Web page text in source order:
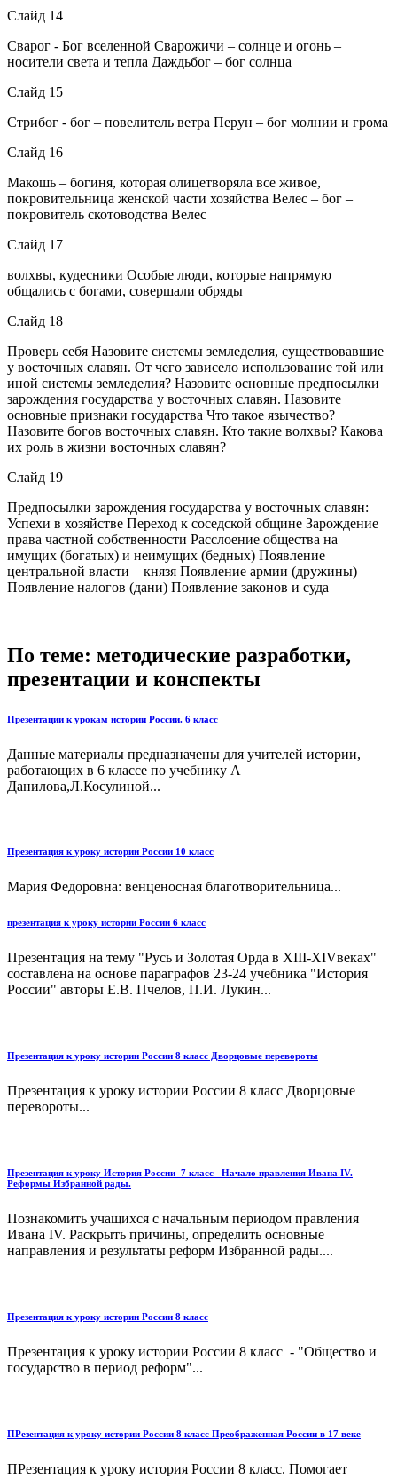
Слайд 14
Сварог - Бог вселенной Сварожичи – солнце и огонь –
носители света и тепла Даждьбог – бог солнца
Слайд 15
Стрибог - бог – повелитель ветра Перун – бог молнии и грома
Слайд 16
Макошь – богиня, которая олицетворяла все живое,
покровительница женской части хозяйства Велес – бог –
покровитель скотоводства Велес
Слайд 17
волхвы, кудесники Особые люди, которые напрямую
общались с богами, совершали обряды
Слайд 18
Проверь себя Назовите системы земледелия, существовавшие
у восточных славян. От чего зависело использование той или
иной системы земледелия? Назовите основные предпосылки
зарождения государства у восточных славян. Назовите
основные признаки государства Что такое язычество?
Назовите богов восточных славян. Кто такие волхвы? Какова
их роль в жизни восточных славян?
Слайд 19
Предпосылки зарождения государства у восточных славян:
Успехи в хозяйстве Переход к соседской общине Зарождение
права частной собственности Расслоение общества на
имущих (богатых) и неимущих (бедных) Появление
центральной власти – князя Появление армии (дружины)
Появление налогов (дани) Появление законов и суда
По теме: методические разработки,
презентации и конспекты
Презентации к урокам истории России. 6 класс
Данные материалы предназначены для учителей истории,
работающих в 6 классе по учебнику А
Данилова,Л.Косулиной...
Презентация к уроку истории России 10 класс
Мария Федоровна: венценосная благотворительница...
презентация к уроку истории России 6 класс
Презентация на тему "Русь и Золотая Орда в XIII-XIVвеках"
составлена на основе параграфов 23-24 учебника "История
России" авторы Е.В. Пчелов, П.И. Лукин...
Презентация к уроку истории России 8 класс Дворцовые перевороты
Презентация к уроку истории России 8 класс Дворцовые
перевороты...
Презентация к уроку История России_7 класс_ Начало правления Ивана IV.
Реформы Избранной рады.
Познакомить учащихся с начальным периодом правления
Ивана IV. Раскрыть причины, определить основные
направления и результаты реформ Избранной рады....
Презентация к уроку истории России 8 класс
Презентация к уроку истории России 8 класс - "Общество и
государство в период реформ"...
ПРезентация к уроку истории России 8 класс Преображенная России в 17 веке
ПРезентация к уроку история России 8 класс. Помогает